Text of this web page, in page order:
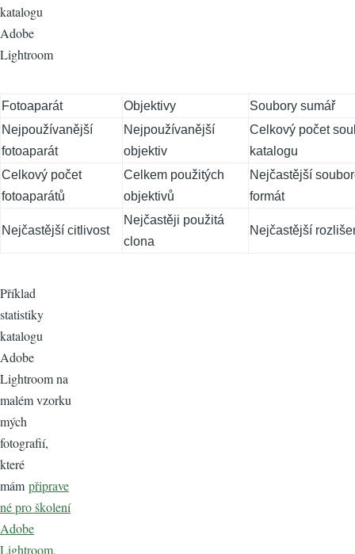
katalogu
Adobe
Lightroom
Fotoaparát Objektivy
Soubory sumář
Nejpoužívanější
fotoaparát
Nejpoužívanější
objektiv
Celkový počet
katalogu
Celkový počet
fotoaparátů
Celkem použitých
objektivů
Nejčastější
formát
Nejčastější citlivost
Nejčastěji použitá
clona
Nejčastější
Příklad
statistiky
katalogu
Adobe
Lightroom na
malém vzorku
mých
fotografií,
které
mám připrave
né pro školení
Adobe
Lightroom,